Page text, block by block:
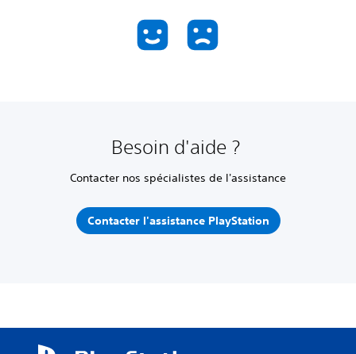
Besoin d'aide ?
Contacter nos spécialistes de l'assistance
Contacter l'assistance PlayStation